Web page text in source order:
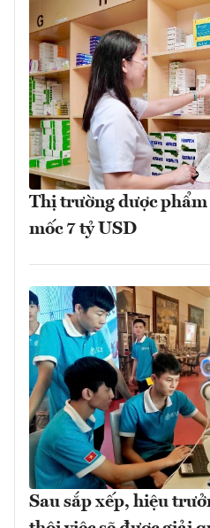
Thị trường dược
mốc 7 tỷ USD
Sau sắp xếp, hiệu